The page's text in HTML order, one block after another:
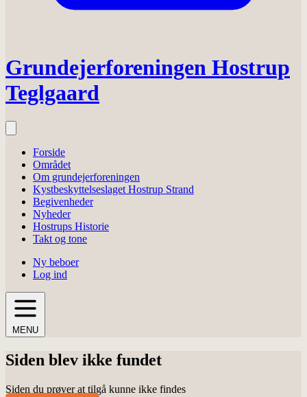
Grundejerforeningen Hostrup
Teglgaard
Forside
Området
Om grundejerforeningen
Kystbeskyttelseslaget Hostrup Strand
Begivenheder
Nyheder
Hostrups Historie
Takt og tone
Ny beboer
Log ind
MENU
Siden blev ikke fundet
Siden du prøver at tilgå kunne ikke findes